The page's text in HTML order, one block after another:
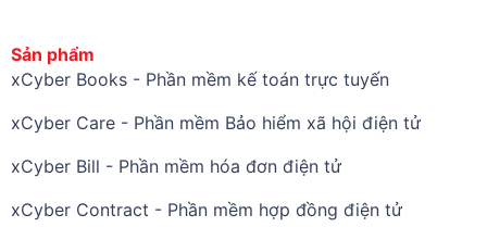
Sản phẩm
xCyber Books - Phần mềm kế toán trực tuyến
xCyber Care - Phần mềm Bảo hiểm xã hội điện tử
xCyber Bill - Phần mềm hóa đơn điện tử
xCyber Contract - Phần mềm hợp đồng điện tử